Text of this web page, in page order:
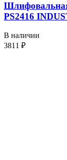
PS2416
В наличии
3811 ₽